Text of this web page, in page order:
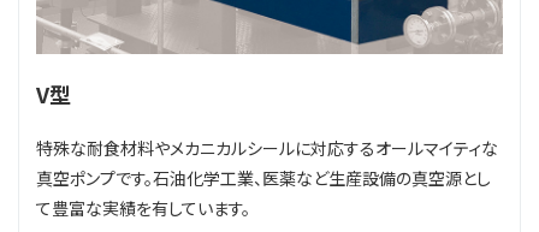
V型
特殊な耐食材料やメカニカルシールに対応するオールマイティな
真空ポンプです。石油化学工業、医薬など生産設備の真空源とし
て豊富な実績を有しています。